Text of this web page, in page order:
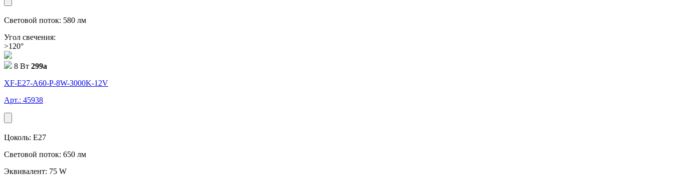
Световой поток: 580 лм
Угол свечения:
>120°
8 Вт 299a
XF-E27-A60-P-8W-3000K-12V
Арт.: 45938
Цоколь: E27
Световой поток: 650 лм
Эквивалент: 75 W